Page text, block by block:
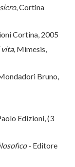
, Cortina
Cortina, 2005
vita, Mimesis,
Bruno,
Edizioni, (3
- Editore